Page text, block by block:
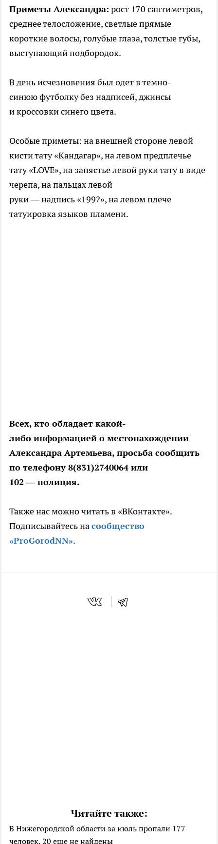
Приметы Александра: рост 170 сантиметров,
среднее телосложение, светлые прямые
короткие волосы, голубые глаза, толстые губы,
выступающий подбородок.
В день исчезновения был одет в темно-
синюю футболку без надписей, джинсы
и кроссовки синего цвета.
Особые приметы: на внешней стороне левой
кисти тату «Кандагар», на левом предплечье
тату «LOVE», на запястье левой руки тату в виде
черепа, на пальцах левой
руки — надпись «199?», на левом плече
татуировка языков пламени.
Всех, кто обладает какой-
либо информацией о местонахождении
Александра Артемьева, просьба сообщить
по телефону 8(831)2740064 или
102 — полиция.
Также нас можно читать в «ВКонтакте».
Подписывайтесь насообщество
«ProGorodNN».
Читайте также:
В Нижегородской области за июль пропали 177
человек, 20 еще не найдены